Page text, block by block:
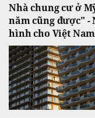
Nhà chung cư ở
năm cũng được" -
hình cho Việt